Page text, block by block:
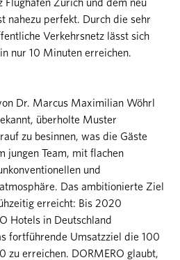
Flughafen Zürich und dem neu
nahezu perfekt. Durch die sehr
Verkehrsnetz lässt sich
nur 10 Minuten erreichen.
Dr. Marcus Maximilian Wöhrl
überholte Muster
zu besinnen, was die Gäste
jungen Team, mit flachen
und
Das ambitionierte Ziel
erreicht: Bis 2020
Hotels in Deutschland
fortführende Umsatzziel die 100
erreichen. DORMERO glaubt,